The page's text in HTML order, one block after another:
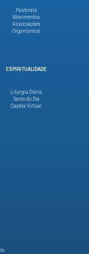
Pastorais
Movimentos
Associações
Organismos
ESPIRITUALIDADE
Liturgia Diária
Santo do Dia
Capela Virtual